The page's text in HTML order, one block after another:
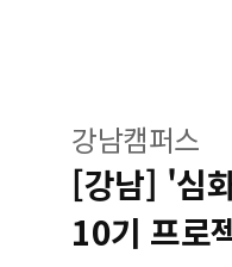
강남캠퍼스
[강남] '심
10기 프로